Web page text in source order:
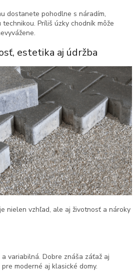
dostanete pohodlne s náradím,
Príliš úzky chodník môže
estetika aj údržba
nielen vzhľad, ale aj životnosť a nároky
variabilná. Dobre znáša záťaž aj
moderné aj klasické domy.